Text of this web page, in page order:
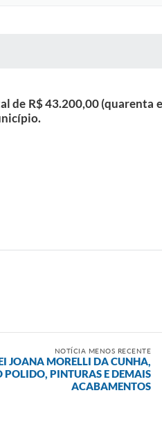
de R$ 43.200,00 (quarenta
NOTÍCIA MENOS RECENTE
JOANA MORELLI DA CUNHA,
POLIDO, PINTURAS E DEMAIS
ACABAMENTOS